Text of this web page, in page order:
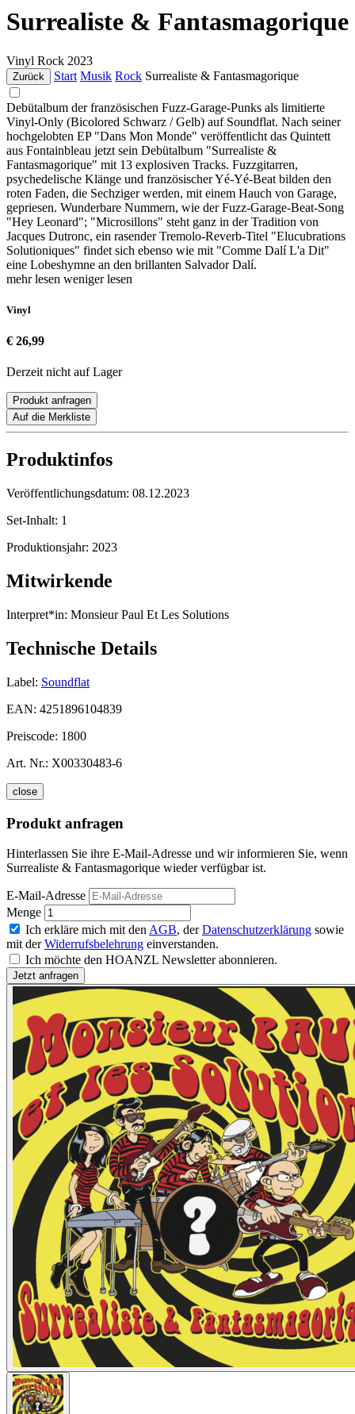
Surrealiste & Fantasmagorique
Vinyl Rock 2023
Zurück Start Musik Rock Surrealiste & Fantasmagorique
Debütalbum der französischen Fuzz-Garage-Punks als limitierte
Vinyl-Only (Bicolored Schwarz / Gelb) auf Soundflat. Nach seiner
hochgelobten EP "Dans Mon Monde" veröffentlicht das Quintett
aus Fontainbleau jetzt sein Debütalbum "Surrealiste &
Fantasmagorique" mit 13 explosiven Tracks. Fuzzgitarren,
psychedelische Klänge und französischer Yé-Yé-Beat bilden den
roten Faden, die Sechziger werden, mit einem Hauch von Garage,
gepriesen. Wunderbare Nummern, wie der Fuzz-Garage-Beat-Song
"Hey Leonard"; "Microsillons" steht ganz in der Tradition von
Jacques Dutronc, ein rasender Tremolo-Reverb-Titel "Elucubrations
Solutioniques" findet sich ebenso wie mit "Comme Dalí L'a Dit"
eine Lobeshymne an den brillanten Salvador Dalí.
mehr lesen weniger lesen
Vinyl
€ 26,99
Derzeit nicht auf Lager
Produkt anfragen
Auf die Merkliste
Produktinfos
Veröffentlichungsdatum: 08.12.2023
Set-Inhalt: 1
Produktionsjahr: 2023
Mitwirkende
Interpret*in: Monsieur Paul Et Les Solutions
Technische Details
Label: Soundflat
EAN: 4251896104839
Preiscode: 1800
Art. Nr.: X00330483-6
close
Produkt anfragen
Hinterlassen Sie ihre E-Mail-Adresse und wir informieren Sie, wenn
Surrealiste & Fantasmagorique wieder verfügbar ist.
E-Mail-Adresse
Menge
Ich erkläre mich mit den AGB, derDatenschutzerklärung sowie
mit derWiderrufsbelehrung einverstanden.
Ich möchte den HOANZL Newsletter abonnieren.